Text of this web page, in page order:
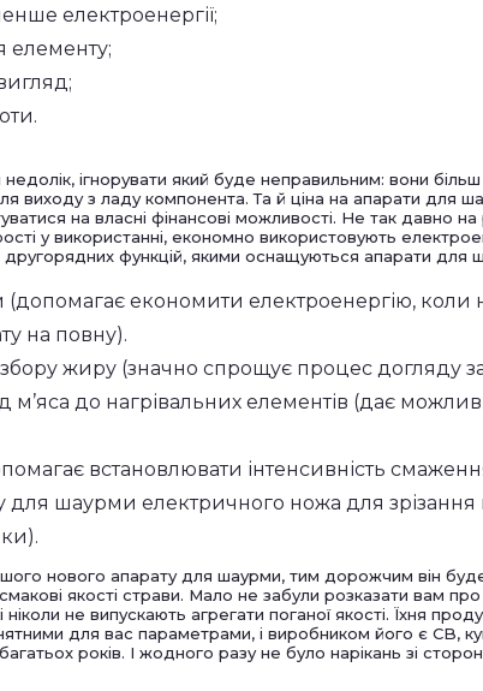
електроенергії;
елементу;
ігнорувати який буде неправильним: вони більш
виходу з ладу компонента. Та й ціна на апарати для
на власні фінансові можливості. Не так давно
у використанні, економно використовують
функцій, якими оснащуються апарати для
економити електроенергію, коли
на повну).
жиру (значно спрощує процес догляду
м’яса до нагрівальних елементів (дає
встановлювати інтенсивність
шаурми електричного ножа для зрізання
нового апарату для шаурми, тим дорожчим він
якості страви. Мало не забули розказати вам
не випускають агрегати поганої якості. Їхня
для вас параметрами, і виробником його є CB,
років. І жодного разу не було нарікань зі